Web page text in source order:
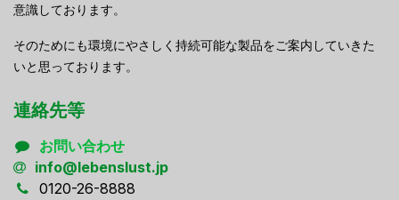
意識しております。
そのためにも環境にやさしく持続可能な製品をご案内していきた
いと思っております。
連絡先等
お問い合わせ
info@lebenslust.jp
0120-26-8888